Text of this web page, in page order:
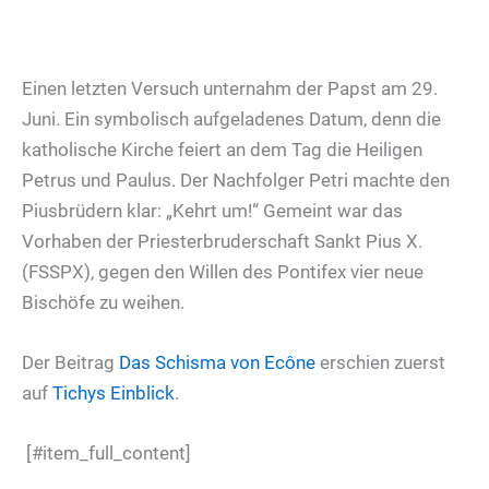
Einen letzten Versuch unternahm der Papst am 29.
Juni. Ein symbolisch aufgeladenes Datum, denn die
katholische Kirche feiert an dem Tag die Heiligen
Petrus und Paulus. Der Nachfolger Petri machte den
Piusbrüdern klar: „Kehrt um!“ Gemeint war das
Vorhaben der Priesterbruderschaft Sankt Pius X.
(FSSPX), gegen den Willen des Pontifex vier neue
Bischöfe zu weihen.
Der Beitrag Das Schisma von Ecône erschien zuerst
auf Tichys Einblick.
[#item_full_content]